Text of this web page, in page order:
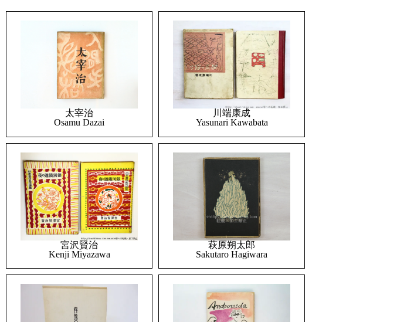
太宰治
Osamu Dazai
川端康成
Yasunari Kawabata
宮沢賢治
Kenji Miyazawa
萩原朔太郎
Sakutaro Hagiwara